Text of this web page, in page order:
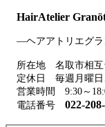
HairAtelier
―ヘアアトリエグ
所在地 名取市相互
定休日 毎週月曜日
営業時間 9:30～
電話番号 022-